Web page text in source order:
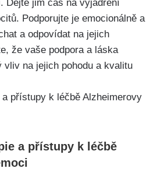
Dejte jim čas na vyjádření
Podporujte je emocionálně a
a odpovídat na jejich
že vaše podpora a láska
vliv na jejich pohodu a kvalitu
a přístupy k léčbě